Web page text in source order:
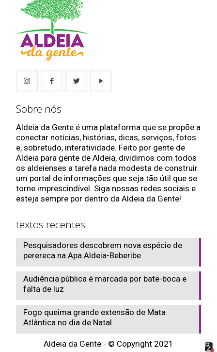
Sobre nós
Aldeia da Gente é uma plataforma que se propõe a
conectar notícias, histórias, dicas, serviços, fotos
e, sobretudo, interatividade. Feito por gente de
Aldeia para gente de Aldeia, dividimos com todos
os aldeienses a tarefa nada modesta de construir
um portal de informações que seja tão útil que se
torne imprescindível. Siga nossas redes sociais e
esteja sempre por dentro da Aldeia da Gente!
textos recentes
Pesquisadores descobrem nova espécie de
perereca na Apa Aldeia-Beberibe
Audiência pública é marcada por bate-boca e
falta de luz
Fogo queima grande extensão de Mata
Atlântica no dia de Natal
Aldeia da Gente - © Copyright 2021